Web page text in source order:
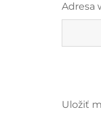
Adresa
Uložiť